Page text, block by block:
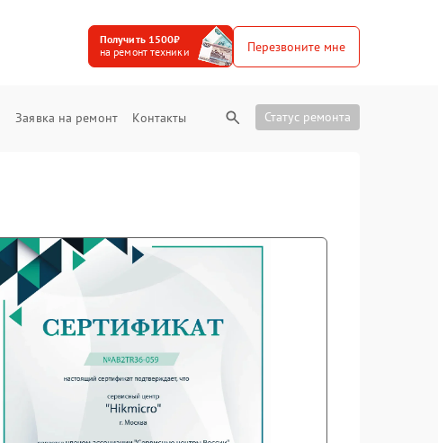
Получить 1500₽
на ремонт техники
Перезвоните мне
Заявка на ремонт Контакты Статус ремонта